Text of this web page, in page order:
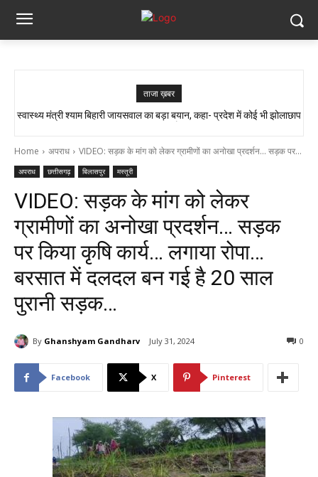
ताजा ख़बर
सांप ने काटा तो उसे गले में डाल लिया, फिर 14 KM बाइक दौड़ाकर पहुंचा अस्पताल
स्वास्थ्य मंत्री श्याम बिहारी जायसवाल का बड़ा बयान, कहा- प्रदेश में कोई भी झोलाछाप
Home अपराध VIDEO: सड़क के मांग को लेकर ग्रामीणों का अनोखा प्रदर्शन... सड़क पर...
अपराध छत्तीसगढ़ बिलासपुर मस्तूरी
VIDEO: सड़क के मांग को लेकर
ग्रामीणों का अनोखा प्रदर्शन… सड़क
पर किया कृषि कार्य… लगाया रोपा…
बरसात में दलदल बन गई है 20 साल
पुरानी सड़क…
By Ghanshyam Gandharv July 31, 2024 0
Facebook X Pinterest